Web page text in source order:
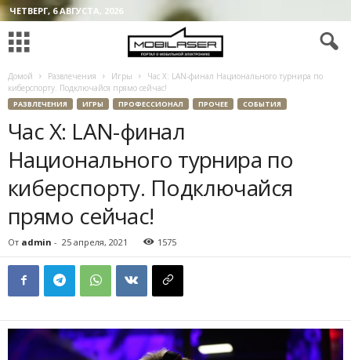
ЧЕТВЕРГ, 6 АВГУСТА, 2026
Домой Развлечения Игры
Час Х: LAN-финал Национального турнира по
киберспорту. Подключайся прямо сейчас!
РАЗВЛЕЧЕНИЯ ИГРЫ ПРОФЕССИОНАЛ ПРОЧЕЕ СОБЫТИЯ
Час Х: LAN-финал
Национального турнира по
киберспорту. Подключайся
прямо сейчас!
От admin - 25 апреля, 2021 1575